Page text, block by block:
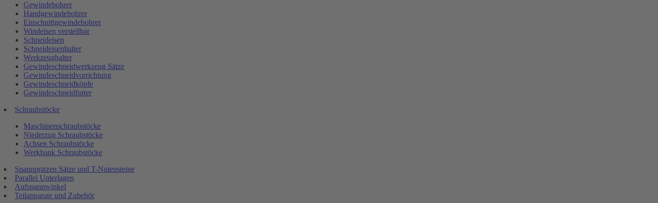
Gewindebohrer
Handgewindebohrer
Einschnittgewindebohrer
Windeisen verstellbar
Schneideisen
Schneideisenhalter
Werkzeughalter
Gewindeschneidwerkzeug Sätze
Gewindeschneidvorrichtung
Gewindeschneidköpfe
Gewindeschneidfutter
Schraubstöcke
Maschinenschraubstöcke
Niederzug Schraubstöcke
Achsen Schraubstöcke
Werkbank Schraubstöcke
Spannpratzen Sätze und T-Nutensteine
Parallel Unterlagen
Aufspannwinkel
Teilapparate und Zubehör